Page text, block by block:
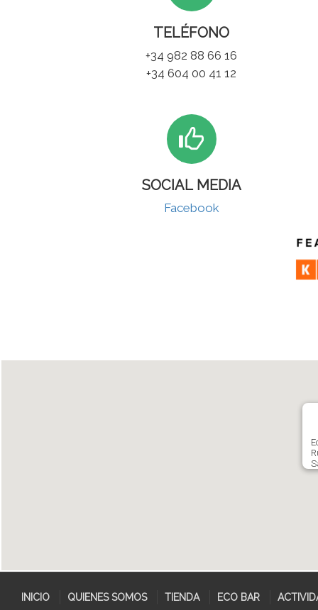
TELÉFONO
+34 982 88 66 16
+34 604 00 41 12
SOCIAL MEDIA
Facebook
INICIO QUIENES SOMOS TIENDA ECO BAR